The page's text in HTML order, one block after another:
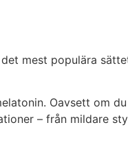
mest populära
Oavsett om
– från mildare